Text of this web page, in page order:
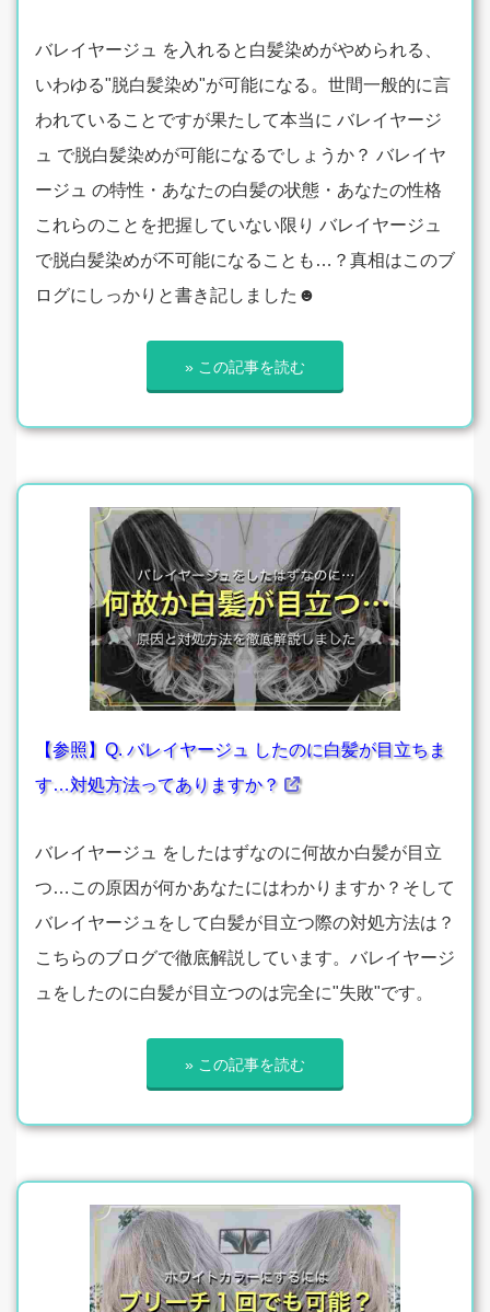
バレイヤージュ を入れると白髪染めがやめられる、
いわゆる"脱白髪染め"が可能になる。世間一般的に言
われていることですが果たして本当に バレイヤージ
ュ で脱白髪染めが可能になるでしょうか？ バレイヤ
ージュ の特性・あなたの白髪の状態・あなたの性格
これらのことを把握していない限り バレイヤージュ
で脱白髪染めが不可能になることも…？真相はこのブ
ログにしっかりと書き記しました☻
» この記事を読む
【参照】Q. バレイヤージュ したのに白髪が目立ちま
す…対処方法ってありますか？
バレイヤージュ をしたはずなのに何故か白髪が目立
つ…この原因が何かあなたにはわかりますか？そして
バレイヤージュをして白髪が目立つ際の対処方法は？
こちらのブログで徹底解説しています。バレイヤージ
ュをしたのに白髪が目立つのは完全に"失敗"です。
» この記事を読む